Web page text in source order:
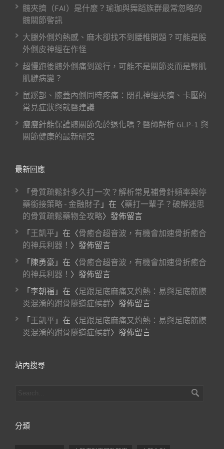
髖夾擠（FAI）是什麼？瑜珈與舞蹈族群最常忽略的
髖關節警訊
大腿外側灼熱感、麻木卻找不到腰椎問題？可能是股
外側皮神經在作怪
超慢跑後髖外側痛到跛行，可能不是關節炎而是臀肌
肌腱病變？
鼠蹊部、膝蓋內側同時疼痛：閉孔神經夾擠、卡壓的
常見症狀與就醫建議
瘦瘦針能保護髖關節免於退化嗎？醫師解析 GLP-1 與
關節健康的最新研究
最新回應
「骨質疏鬆針多久打一次？解析常見補骨針頻率與停
藥銜接策略 - 金融財子 」在〈藥打一輩子？破解迷思
的骨質疏鬆藥物全攻略〉發佈留言
「王凱平 」在〈骨癒合超音波，有機會加速骨折癒合
的神兵利器！ 〉發佈留言
「陳勇豪 」在〈骨癒合超音波，有機會加速骨折癒合
的神兵利器！ 〉發佈留言
「李朝福 」在〈足跟足底麻痛又灼熱：易與足底筋膜
炎混淆的跗骨隧道症候群〉發佈留言
「王凱平 」在〈足跟足底麻痛又灼熱：易與足底筋膜
炎混淆的跗骨隧道症候群〉發佈留言
站內搜尋
分類